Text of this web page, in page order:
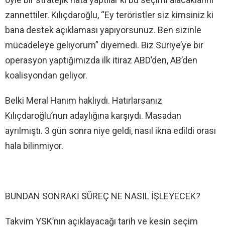
zannettiler. Kılıçdaroğlu, “Ey teröristler siz kimsiniz ki
bana destek açıklaması yapıyorsunuz. Ben sizinle
mücadeleye geliyorum” diyemedi. Biz Suriye’ye bir
operasyon yaptığımızda ilk itiraz ABD’den, AB’den
koalisyondan geliyor.
Belki Meral Hanım haklıydı. Hatırlarsanız
Kılıçdaroğlu’nun adaylığına karşıydı. Masadan
ayrılmıştı. 3 gün sonra niye geldi, nasıl ikna edildi orası
hala bilinmiyor.
BUNDAN SONRAKİ SÜREÇ NE NASIL İŞLEYECEK?
Takvim YSK’nın açıklayacağı tarih ve kesin seçim